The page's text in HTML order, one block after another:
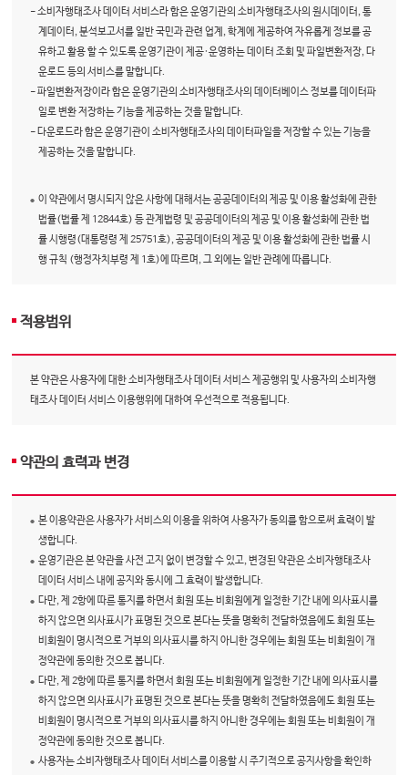
- 소비자행태조사 데이터 서비스라 함은 운영기관의 소비자행태조사의 원시데이터, 통
계데이터, 분석보고서를 일반 국민과 관련 업계, 학계에 제공하여 자유롭게 정보를 공
유하고 활용 할 수 있도록 운영기관이 제공·운영하는 데이터 조회 및 파일변환저장, 다
운로드 등의 서비스를 말합니다.
- 파일변환저장이라 함은 운영기관의 소비자행태조사의 데이터베이스 정보를 데이터파
일로 변환 저장하는 기능을 제공하는 것을 말합니다.
- 다운로드라 함은 운영기관이 소비자행태조사의 데이터파일을 저장할 수 있는 기능을
제공하는 것을 말합니다.
이 약관에서 명시되지 않은 사항에 대해서는 공공데이터의 제공 및 이용 활성화에 관한
법률(법률 제 12844호) 등 관계법령 및 공공데이터의 제공 및 이용 활성화에 관한 법
률 시행령(대통령령 제 25751호), 공공데이터의 제공 및 이용 활성화에 관한 법률 시
행 규칙 (행정자치부령 제 1호)에 따르며, 그 외에는 일반 관례에 따릅니다.
적용범위
본 약관은 사용자에 대한 소비자행태조사 데이터 서비스 제공행위 및 사용자의 소비자행
태조사 데이터 서비스 이용행위에 대하여 우선적으로 적용됩니다.
약관의 효력과 변경
본 이용약관은 사용자가 서비스의 이용을 위하여 사용자가 동의를 함으로써 효력이 발
생합니다.
운영기관은 본 약관을 사전 고지 없이 변경할 수 있고, 변경된 약관은 소비자행태조사
데이터 서비스 내에 공지와 동시에 그 효력이 발생합니다.
다만, 제 2항에 따른 통지를 하면서 회원 또는 비회원에게 일정한 기간 내에 의사표시를
하지 않으면 의사표시가 표명된 것으로 본다는 뜻을 명확히 전달하였음에도 회원 또는
비회원이 명시적으로 거부의 의사표시를 하지 아니한 경우에는 회원 또는 비회원이 개
정약관에 동의한 것으로 봅니다.
다만, 제 2항에 따른 통지를 하면서 회원 또는 비회원에게 일정한 기간 내에 의사표시를
하지 않으면 의사표시가 표명된 것으로 본다는 뜻을 명확히 전달하였음에도 회원 또는
비회원이 명시적으로 거부의 의사표시를 하지 아니한 경우에는 회원 또는 비회원이 개
정약관에 동의한 것으로 봅니다.
사용자는 소비자행태조사 데이터 서비스를 이용할 시 주기적으로 공지사항을 확인하